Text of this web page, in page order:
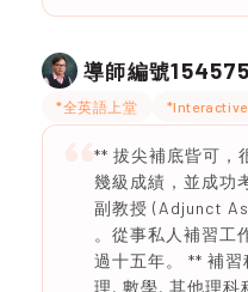
導師編號154575
*全英語上堂
** 拔尖補底㫮可，
幾級成績，並成功
副教授 (Adjunct
。從事私人補習工
過十五年。 ** 補
理, 數學, 其他理